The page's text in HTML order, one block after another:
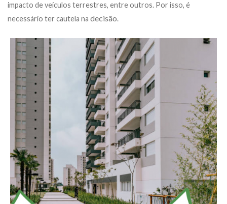
impacto de veículos terrestres, entre outros. Por isso, é
necessário ter cautela na decisão.